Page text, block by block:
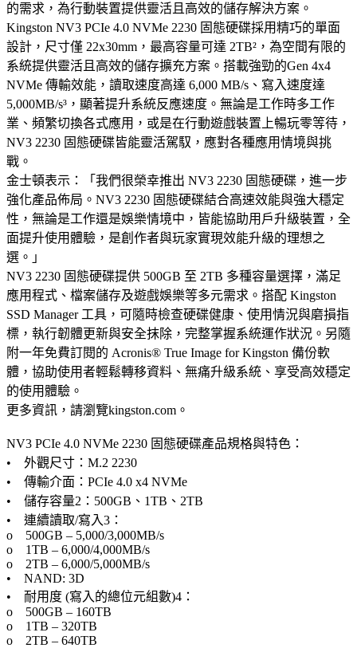
的需求，為行動裝置提供靈活且高效的儲存解決方案。
Kingston NV3 PCIe 4.0 NVMe 2230 固態硬碟採用精巧的單面
設計，尺寸僅 22x30mm，最高容量可達 2TB²，為空間有限的
系統提供靈活且高效的儲存擴充方案。搭載強勁的Gen 4x4
NVMe 傳輸效能，讀取速度高達 6,000 MB/s、寫入速度達
5,000MB/s³，顯著提升系統反應速度。無論是工作時多工作
業、頻繁切換各式應用，或是在行動遊戲裝置上暢玩零等待，
NV3 2230 固態硬碟皆能靈活駕馭，應對各種應用情境與挑
戰。
金士頓表示：「我們很榮幸推出 NV3 2230 固態硬碟，進一步
強化產品佈局。NV3 2230 固態硬碟結合高速效能與強大穩定
性，無論是工作還是娛樂情境中，皆能協助用戶升級裝置，全
面提升使用體驗，是創作者與玩家實現效能升級的理想之
選。」
NV3 2230 固態硬碟提供 500GB 至 2TB 多種容量選擇，滿足
應用程式、檔案儲存及遊戲娛樂等多元需求。搭配 Kingston
SSD Manager 工具，可隨時檢查硬碟健康、使用情況與磨損指
標，執行韌體更新與安全抹除，完整掌握系統運作狀況。另隨
附一年免費訂閱的 Acronis® True Image for Kingston 備份軟
體，協助使用者輕鬆轉移資料、無痛升級系統、享受高效穩定
的使用體驗。
更多資訊，請瀏覽kingston.com。
NV3 PCIe 4.0 NVMe 2230 固態硬碟產品規格與特色：
• 外觀尺寸：M.2 2230
• 傳輸介面：PCIe 4.0 x4 NVMe
• 儲存容量2：500GB、1TB、2TB
• 連續讀取/寫入3：
o 500GB – 5,000/3,000MB/s
o 1TB – 6,000/4,000MB/s
o 2TB – 6,000/5,000MB/s
• NAND: 3D
• 耐用度 (寫入的總位元組數)4：
o 500GB – 160TB
o 1TB – 320TB
o 2TB – 640TB